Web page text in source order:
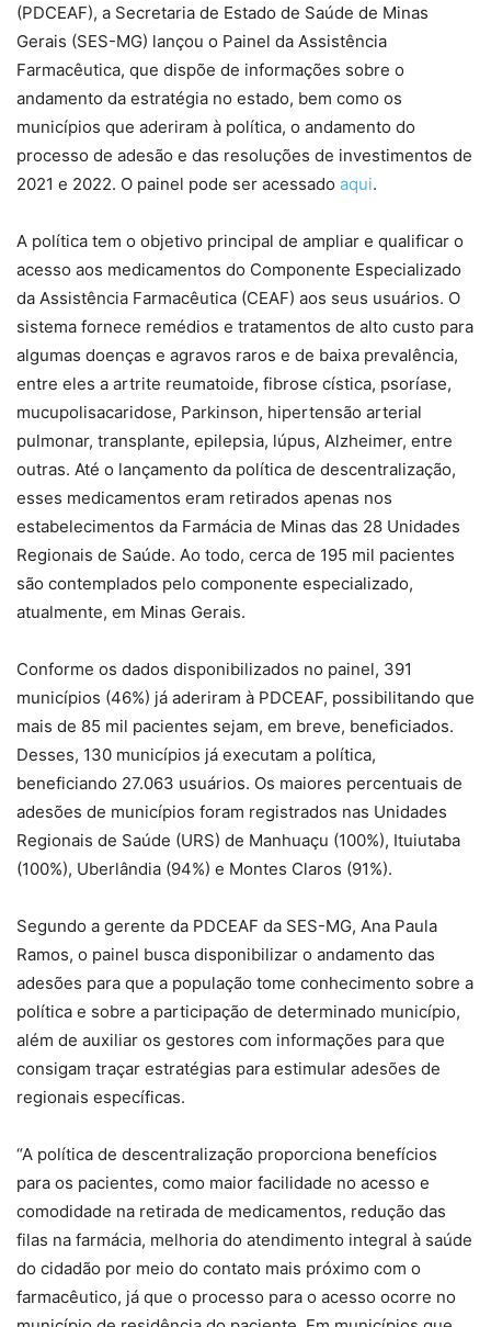
(PDCEAF), a Secretaria de Estado de Saúde de Minas
Gerais (SES-MG) lançou o Painel da Assistência
Farmacêutica, que dispõe de informações sobre o
andamento da estratégia no estado, bem como os
municípios que aderiram à política, o andamento do
processo de adesão e das resoluções de investimentos de
2021 e 2022. O painel pode ser acessado aqui.
A política tem o objetivo principal de ampliar e qualificar o
acesso aos medicamentos do Componente Especializado
da Assistência Farmacêutica (CEAF) aos seus usuários. O
sistema fornece remédios e tratamentos de alto custo para
algumas doenças e agravos raros e de baixa prevalência,
entre eles a artrite reumatoide, fibrose cística, psoríase,
mucupolisacaridose, Parkinson, hipertensão arterial
pulmonar, transplante, epilepsia, lúpus, Alzheimer, entre
outras. Até o lançamento da política de descentralização,
esses medicamentos eram retirados apenas nos
estabelecimentos da Farmácia de Minas das 28 Unidades
Regionais de Saúde. Ao todo, cerca de 195 mil pacientes
são contemplados pelo componente especializado,
atualmente, em Minas Gerais.
Conforme os dados disponibilizados no painel, 391
municípios (46%) já aderiram à PDCEAF, possibilitando que
mais de 85 mil pacientes sejam, em breve, beneficiados.
Desses, 130 municípios já executam a política,
beneficiando 27.063 usuários. Os maiores percentuais de
adesões de municípios foram registrados nas Unidades
Regionais de Saúde (URS) de Manhuaçu (100%), Ituiutaba
(100%), Uberlândia (94%) e Montes Claros (91%).
Segundo a gerente da PDCEAF da SES-MG, Ana Paula
Ramos, o painel busca disponibilizar o andamento das
adesões para que a população tome conhecimento sobre a
política e sobre a participação de determinado município,
além de auxiliar os gestores com informações para que
consigam traçar estratégias para estimular adesões de
regionais específicas.
“A política de descentralização proporciona benefícios
para os pacientes, como maior facilidade no acesso e
comodidade na retirada de medicamentos, redução das
filas na farmácia, melhoria do atendimento integral à saúde
do cidadão por meio do contato mais próximo com o
farmacêutico, já que o processo para o acesso ocorre no